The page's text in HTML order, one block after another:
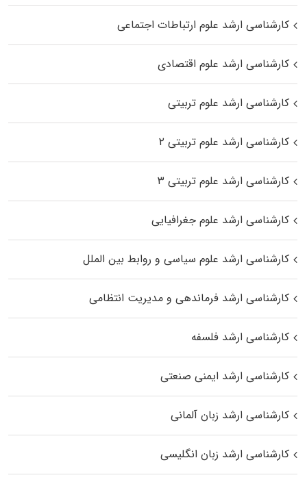
کارشناسی ارشد علوم ارتباطات اجتماعی
کارشناسی ارشد علوم اقتصادی
کارشناسی ارشد علوم تربیتی
کارشناسی ارشد علوم تربیتی ۲
کارشناسی ارشد علوم تربیتی ۳
کارشناسی ارشد علوم جغرافیایی
کارشناسی ارشد علوم سیاسی و روابط بین الملل
کارشناسی ارشد فرماندهی و مدیریت انتظامی
کارشناسی ارشد فلسفه
کارشناسی ارشد ایمنی صنعتی
کارشناسی ارشد زبان آلمانی
کارشناسی ارشد زبان انگلیسی